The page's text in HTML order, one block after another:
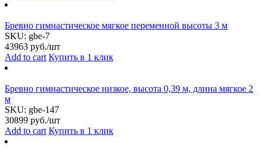
Бревно гимнастическое мягкое переменной высоты 3 м
SKU: gbe-7
43963 руб./шт
Add to cart Купить в 1 клик
Бревно гимнастическое низкое, высота 0,39 м, длина мягкое 2
м
SKU: gbe-147
30899 руб./шт
Add to cart Купить в 1 клик